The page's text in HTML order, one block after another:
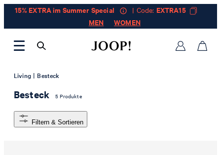
15% EXTRA im Summer Special | Code: EXTRA15
MEN
WOMEN
Living | Besteck
Besteck 5 Produkte
Filtern & Sortieren